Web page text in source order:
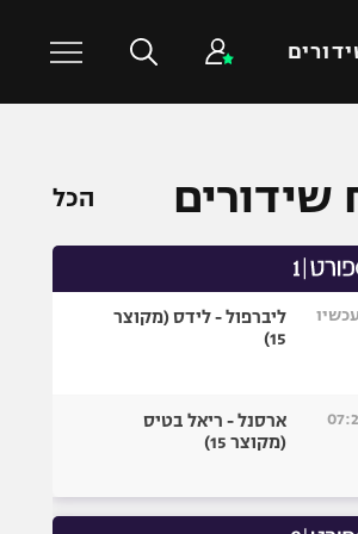
כדורעף
שחייה
ספורט אולימפי
היאבקות WWE
שידורים הכל
ליברפול - לידס (מקוצר
15)
ארסנל - ריאל בטיס
(מקוצר 15)